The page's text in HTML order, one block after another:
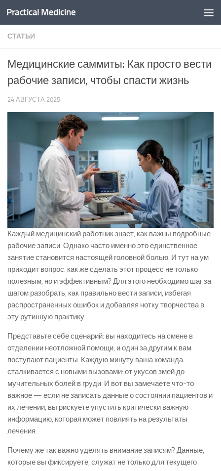
Перейти к содержимому
Practical Medicine
СТАТЬИ
Медицинские саммиты: Как просто вести
рабочие записи, чтобы спасти жизнь
24 АВГУСТА 2025
Каждый медицинский работник знает, как важны подробные
рабочие записи. Однако часто именно это единственное
занятие становится настоящей головной болью. И тут на ум
приходит вопрос: как же сделать этот процесс не только
полезным, но и эффективным? Для этого необходимо шаг за
шагом разобрать, как правильно вести записи, избегая
распространенных ошибок и добавляя нотку творчества в
эту рутинную практику.
Представьте себе сценарий: вы находитесь на смене в
отделении неотложной помощи, и один за другим к вам
поступают пациенты. Каждую минуту ваша команда
сталкивается с новыми вызовами: от укусов змей до
мучительных болей в груди. И вот вы замечаете что-то
важное — если не записать данные о состоянии пациентов и
их лечении, вы рискуете упустить критически важную
информацию, которая может повлиять на результаты
лечения.
Почему же так важно уделять внимание записям? Данные,
которые вы фиксируете, служат не только для текущего